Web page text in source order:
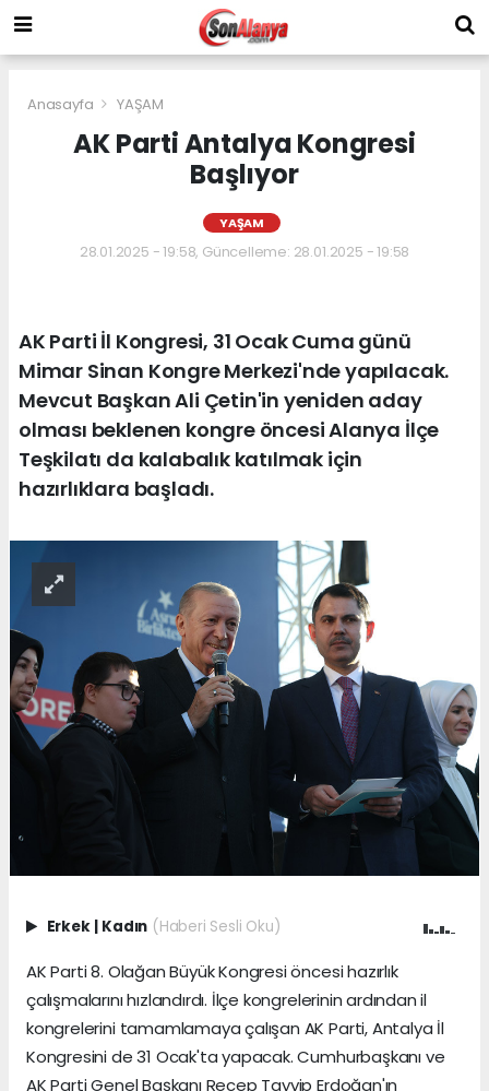
Anasayfa YAŞAM
AK Parti Antalya Kongresi
Başlıyor
YAŞAM
28.01.2025 - 19:58, Güncelleme: 28.01.2025 - 19:58
AK Parti İl Kongresi, 31 Ocak Cuma günü
Mimar Sinan Kongre Merkezi'nde yapılacak.
Mevcut Başkan Ali Çetin'in yeniden aday
olması beklenen kongre öncesi Alanya İlçe
Teşkilatı da kalabalık katılmak için
hazırlıklara başladı.
Erkek Kadın (Haberi Sesli Oku)
AK Parti 8. Olağan Büyük Kongresi öncesi hazırlık
çalışmalarını hızlandırdı. İlçe kongrelerinin ardından il
kongrelerini tamamlamaya çalışan AK Parti, Antalya İl
Kongresini de 31 Ocak'ta yapacak. Cumhurbaşkanı ve
AK Parti Genel Başkanı Recep Tayyip Erdoğan'ın